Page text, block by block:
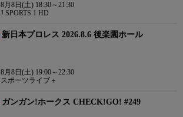
8月8日(土) 18:30～21:30
J SPORTS 1 HD
新日本プロレス 2026.8.6 後楽園ホール
8月8日(土) 19:00～22:30
スポーツライブ＋
ガンガン!ホークス CHECK!GO! #249